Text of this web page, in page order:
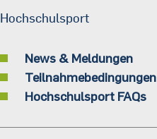
Hochschulsport
News & Meldungen
Teilnahmebedingungen
Hochschulsport FAQs